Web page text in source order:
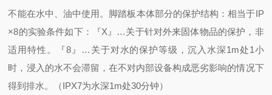
不能在水中、油中使用。 脚踏板本体部分的保护结构：相当于IP
×8的实验条件如下：
『X』…关于针对外来固体物品的保护，非
适用特性。
『8』…关于对水的保护等级，沉入水深1m处1小
时，浸入的水不会滞留，在不对内部设备构成恶劣影响的情况下
得到排水。（IPX7为水深1m处30分钟）